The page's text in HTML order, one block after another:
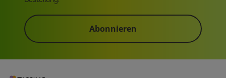
Abonnieren